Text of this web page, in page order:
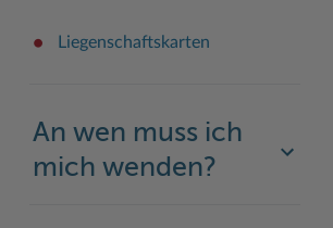
Liegenschaftskarten
An wen muss ich
mich wenden?